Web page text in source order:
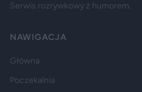
Serwis rozrywkowy z humorem.
NAWIGACJA
Główna
Poczekalnia